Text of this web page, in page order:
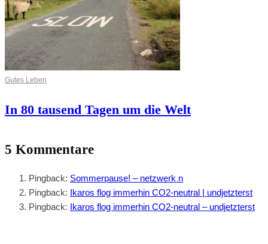
Gutes Leben
In 80 tausend Tagen um die Welt
5 Kommentare
Pingback: Sommerpause! – netzwerk n
Pingback:
Ikaros flog immerhin CO2-neutral | undjetzterst
Pingback:
Ikaros flog immerhin CO2-neutral – undjetzterst